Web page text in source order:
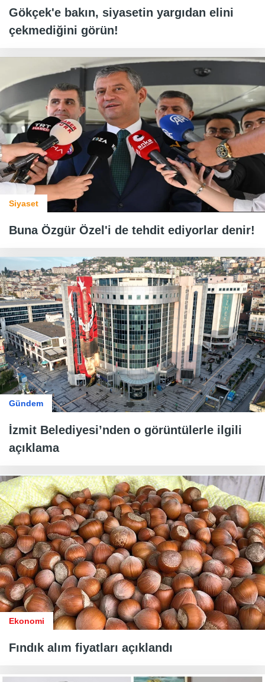
Gökçek'e bakın, siyasetin yargıdan elini
çekmediğini görün!
Siyaset
Buna Özgür Özel'i de tehdit ediyorlar denir!
Gündem
İzmit Belediyesi’nden o görüntülerle ilgili
açıklama
Ekonomi
Fındık alım fiyatları açıklandı